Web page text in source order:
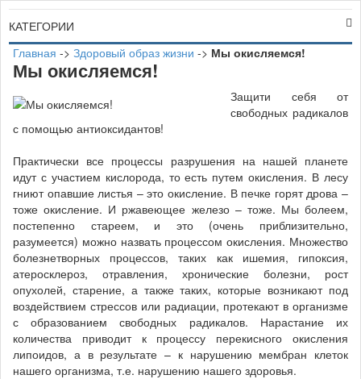
КАТЕГОРИИ
Главная -> Здоровый образ жизни -> Мы окисляемся!
Мы окисляемся!
Защити себя от
свободных радикалов
с помощью антиоксидантов!
Практически все процессы разрушения на нашей планете
идут с участием кислорода, то есть путем окисления. В лесу
гниют опавшие листья – это окисление. В печке горят дрова –
тоже окисление. И ржавеющее железо – тоже. Мы болеем,
постепенно стареем, и это (очень приблизительно,
разумеется) можно назвать процессом окисления. Множество
болезнетворных процессов, таких как ишемия, гипоксия,
атеросклероз, отравления, хронические болезни, рост
опухолей, старение, а также таких, которые возникают под
воздействием стрессов или радиации, протекают в организме
с образованием свободных радикалов. Нарастание их
количества приводит к процессу перекисного окисления
липоидов, а в результате – к нарушению мембран клеток
нашего организма, т.е. нарушению нашего здоровья.